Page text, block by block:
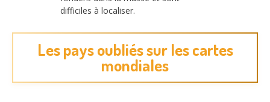
difficiles à localiser.
Les pays oubliés sur les cartes
mondiales